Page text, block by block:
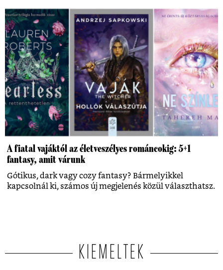
A fiatal vajáktól az életveszélyes románcokig: 5+1
fantasy, amit várunk
Gótikus, dark vagy cozy fantasy? Bármelyikkel
kapcsolnál ki, számos új megjelenés közül választhatsz.
KIEMELTEK